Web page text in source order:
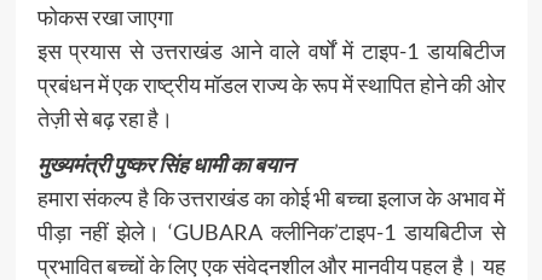
फोकस रखा जाएगा
इस प्रयास से उत्तराखंड आने वाले वर्षों में टाइप-1 डायबिटीज
प्रबंधन में एक राष्ट्रीय मॉडल राज्य के रूप में स्थापित होने की ओर
तेज़ी से बढ़ रहा है।
मुख्यमंत्री पुष्कर सिंह धामी का बयान
हमारा संकल्प है कि उत्तराखंड का कोई भी बच्चा इलाज के अभाव में
पीड़ा नहीं झेले। ‘GUBARA क्लीनिक’टाइप-1 डायबिटीज से
प्रभावित बच्चों के लिए एक संवेदनशील और मानवीय पहल है। यह